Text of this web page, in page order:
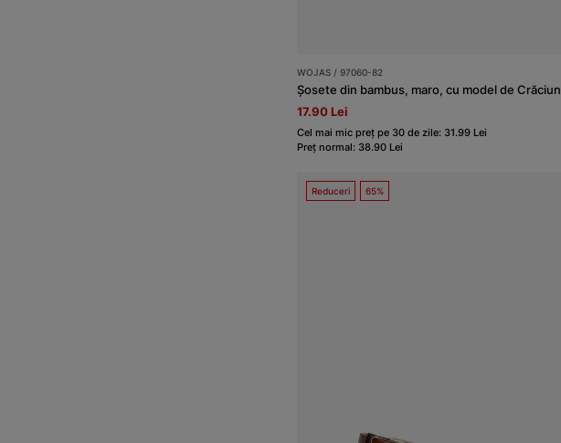
WOJAS / 97060-82
Șosete din bambus, maro, cu model de Crăciun
17.90 Lei
Cel mai mic preț pe 30 de zile: 31.99 Lei
Preț normal: 38.90 Lei
Reduceri 65%